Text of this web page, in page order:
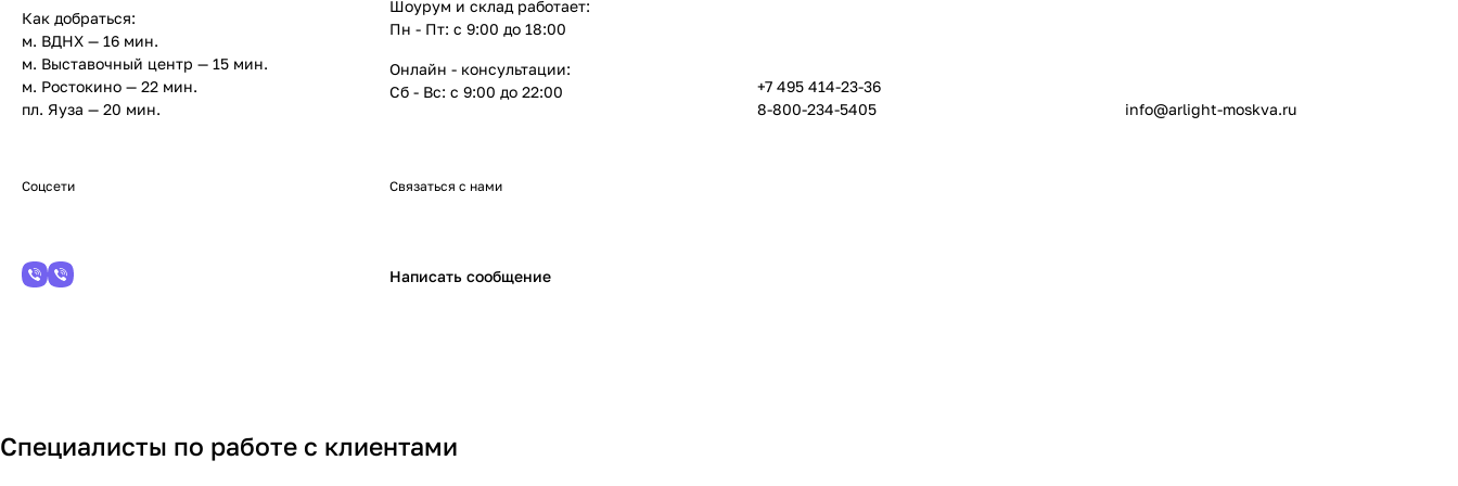
Как добраться:
м. ВДНХ — 16 мин.
м. Выставочный центр — 15 мин.
м. Ростокино — 22 мин.
пл. Яуза — 20 мин.
Шоурум и склад работает:
Пн - Пт: с 9:00 до 18:00
Онлайн - консультации:
Сб - Вс: с 9:00 до 22:00
+7 495 414-23-36
8-800-234-5405
info@arlight-moskva.ru
Соцсети Связаться с нами
Написать сообщение
Специалисты по работе с клиентами